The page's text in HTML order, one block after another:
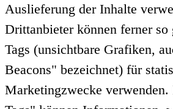
Auslieferung der Inhalte
Drittanbieter können ferner so
Tags (unsichtbare Grafiken,
Beacons" bezeichnet) für
Marketingzwecke